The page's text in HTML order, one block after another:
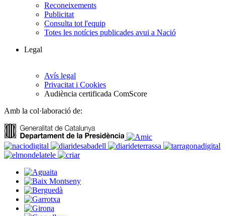
Reconeixements
Publicitat
Consulta tot l'equip
Totes les notícies publicades avui a Nació
Legal
Avís legal
Privacitat i Cookies
Audiència certificada ComScore
Amb la col·laboració de: